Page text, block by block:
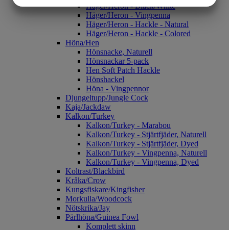
Häger/Heron - Black/White
Häger/Heron - Vingpenna
Häger/Heron - Hackle - Natural
Häger/Heron - Hackle - Colored
Höna/Hen
Hönsnacke, Naturell
Hönsnackar 5-pack
Hen Soft Patch Hackle
Hönshackel
Höna - Vingpennor
Djungeltupp/Jungle Cock
Kaja/Jackdaw
Kalkon/Turkey
Kalkon/Turkey - Marabou
Kalkon/Turkey - Stjärtfjäder, Naturell
Kalkon/Turkey - Stjärtfjäder, Dyed
Kalkon/Turkey - Vingpenna, Naturell
Kalkon/Turkey - Vingpenna, Dyed
Koltrast/Blackbird
Kråka/Crow
Kungsfiskare/Kingfisher
Morkulla/Woodcock
Nötskrika/Jay
Pärlhöna/Guinea Fowl
Komplett skinn
MARKETING STATISTIK